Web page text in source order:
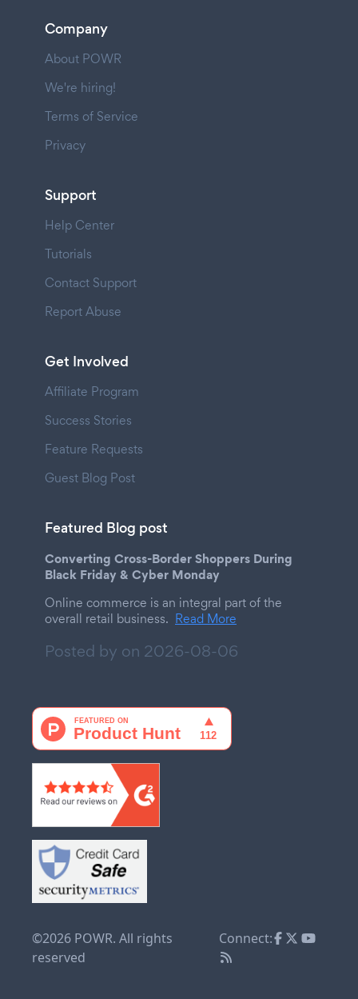
Company
About POWR
We're hiring!
Terms of Service
Privacy
Support
Help Center
Tutorials
Contact Support
Report Abuse
Get Involved
Affiliate Program
Success Stories
Feature Requests
Guest Blog Post
Featured Blog post
Converting Cross-Border Shoppers During
Black Friday & Cyber Monday
Online commerce is an integral part of the
overall retail business. Read More
Posted by on 2026-08-06
©2026 POWR. All rights
reserved
Connect: